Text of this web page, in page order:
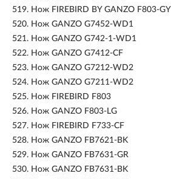
519. Нож FIREBIRD BY GANZO F803-GY
520. Нож GANZO G7452-WD1
521. Нож GANZO G742-1-WD1
522. Нож GANZO G7412-CF
523. Нож GANZO G7212-WD2
524. Нож GANZO G7211-WD2
525. Нож FIREBIRD F803
526. Нож GANZO F803-LG
527. Нож FIREBIRD F733-CF
528. Нож GANZO FB7621-BK
529. Нож GANZO FB7631-GR
530. Нож GANZO FB7631-BK